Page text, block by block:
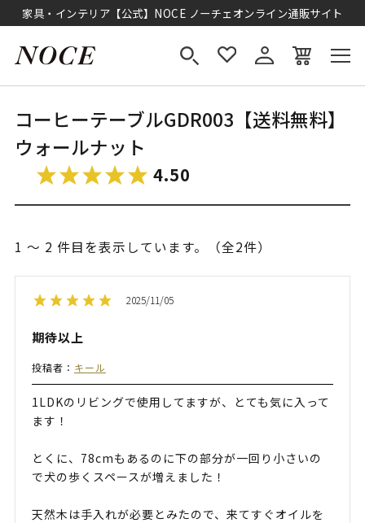
家具・インテリア【公式】NOCE ノーチェオンライン通販サイト
コーヒーテーブルGDR003【送料無料】
ウォールナット
4.50
1 ～ 2 件目を表示しています。（全2件）
2025/11/05
期待以上
投稿者： キール
1LDKのリビングで使用してますが、とても気に入って
ます！
とくに、78cmもあるのに下の部分が一回り小さいの
で犬の歩くスペースが増えました！
天然木は手入れが必要とみたので、来てすぐオイルを